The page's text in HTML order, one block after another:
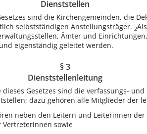
Dienststellen
sind die Kirchengemeinden, die
selbstständigen Anstellungsträger. 2
Ämter und
eigenständig geleitet werden.
§ 3
Dienststellenleitung
Gesetzes sind die verfassungs-
dazu gehören alle Mitglieder der
neben den Leitern und Leiterinnen der
sowie